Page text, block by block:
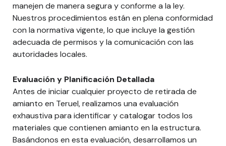
manejen de manera segura y conforme a la ley.
Nuestros procedimientos están en plena conformidad
con la normativa vigente, lo que incluye la gestión
adecuada de permisos y la comunicación con las
autoridades locales.
Evaluación y Planificación Detallada
Antes de iniciar cualquier proyecto de retirada de
amianto en Teruel, realizamos una evaluación
exhaustiva para identificar y catalogar todos los
materiales que contienen amianto en la estructura.
Basándonos en esta evaluación, desarrollamos un